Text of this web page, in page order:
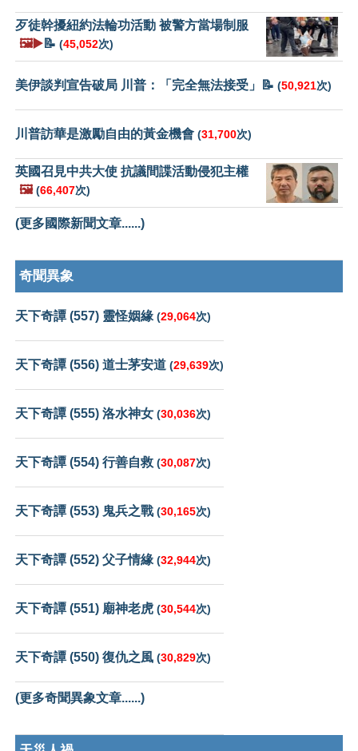
歹徒幹擾紐約法輪功活動 被警方當場制服
🖼️▶️📝 (45,052次)
美伊談判宣告破局 川普：「完全無法接受」📝 (50,921次)
川普訪華是激勵自由的黃金機會 (31,700次)
英國召見中共大使 抗議間諜活動侵犯主權
🖼️ (66,407次)
(更多國際新聞文章......)
奇聞異象
天下奇譚 (557) 靈怪姻緣 (29,064次)
天下奇譚 (556) 道士茅安道 (29,639次)
天下奇譚 (555) 洛水神女 (30,036次)
天下奇譚 (554) 行善自救 (30,087次)
天下奇譚 (553) 鬼兵之戰 (30,165次)
天下奇譚 (552) 父子情緣 (32,944次)
天下奇譚 (551) 廟神老虎 (30,544次)
天下奇譚 (550) 復仇之風 (30,829次)
(更多奇聞異象文章......)